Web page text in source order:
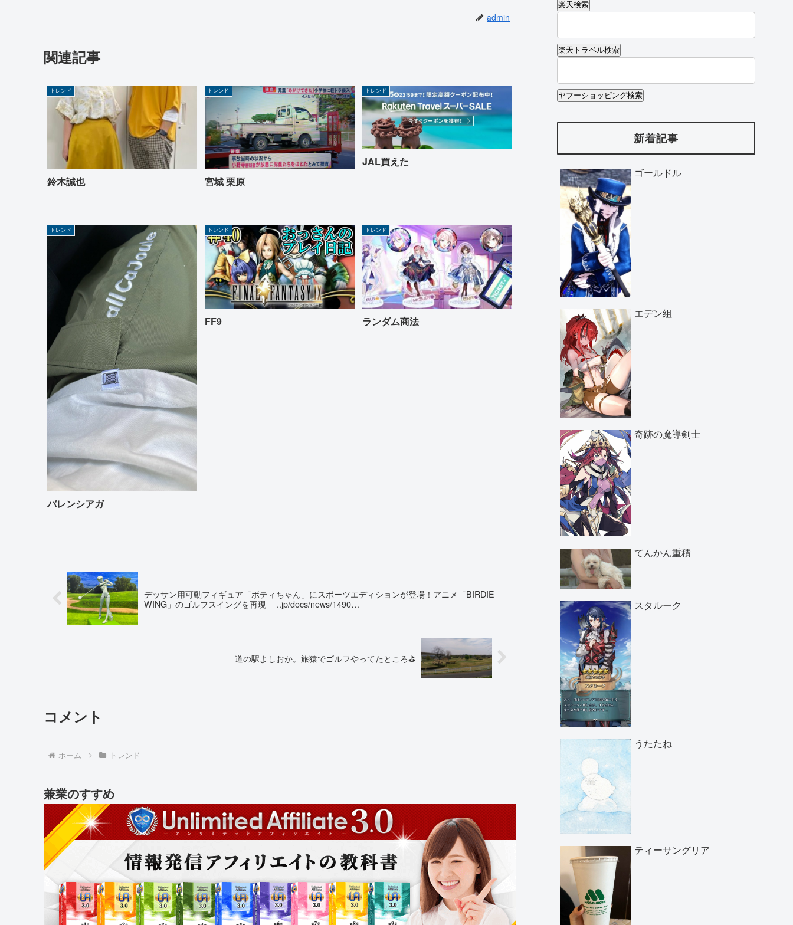
admin
関連記事
トレンド
鈴木誠也
トレンド
宮城 栗原
トレンド
JAL買えた
トレンド
バレンシアガ
トレンド
FF9
トレンド
ランダム商法
デッサン用可動フィギュア「ボティちゃん」にスポーツエディションが登場！アニメ「BIRDIE
WING」のゴルフスイングを再現 ..jp/docs/news/1490…
道の駅よしおか。旅猿でゴルフやってたところ⛳
コメント
ホーム トレンド
兼業のすすめ
新着記事
ゴールドル
エデン組
奇跡の魔導剣士
てんかん重積
スタルーク
うたたね
ティーサングリア